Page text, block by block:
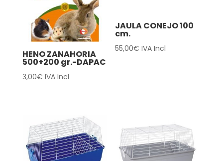
HENO ZANAHORIA
500+200 gr.-DAPAC
3,00€ IVA Incl
JAULA CONEJO 100
cm.
55,00€ IVA Incl